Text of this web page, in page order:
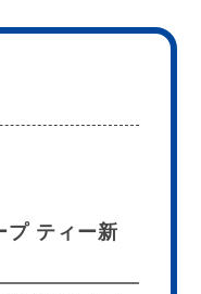
プ ティー新